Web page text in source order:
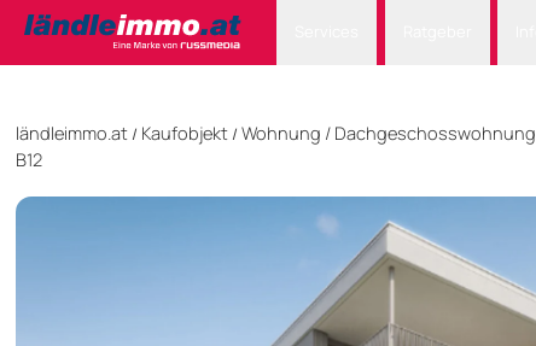
ländleimmo.at / Kaufobjekt / Wohnung / Dachgeschosswohnung
B12